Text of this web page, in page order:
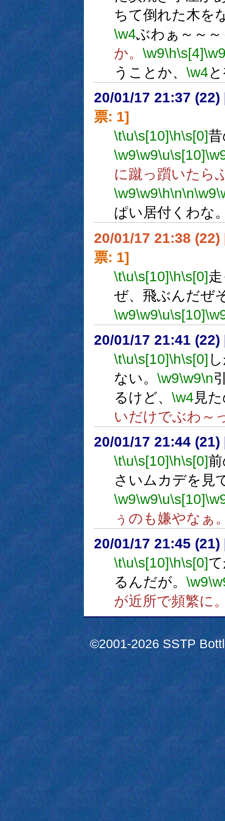
ちて倒れた木を
\w4ぶわぁ～～
か。 \w9\h\s[4]
うことか、 \w4
20/01/17 21:37 (22)
票: 1]
\t\u\s[10]\h\s[0]
\w9\w9\u\s[10]
に蹴っ躓いたら
\w9\w9\h\n\n\w9
ぱい居付くわな
20/01/17 21:38 (22)
票: 1]
\t\u\s[10]\h\s[0]
ぜ、飛ぶんだぜ
\w9\w9\u\s[10]
20/01/17 21:41 (22)
\t\u\s[10]\h\s[0]
ない。 \w9\w9\n
るけど、 \w4 見
いだけでぶわ～
20/01/17 21:44 (21)
\t\u\s[10]\h\s[0]
さいムカデを見
\w9\w9\u\s[10]
ぅのも嫌やなぁ
20/01/17 21:45 (21)
\t\u\s[10]\h\s[0]
るんだが。 \w9
が近所で頻繁に
©2001-2026 SSTP